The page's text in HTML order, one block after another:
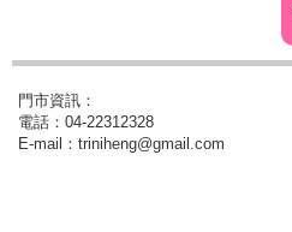
門市資訊：
電話：04-22312328
E-mail：triniheng@gmail.com